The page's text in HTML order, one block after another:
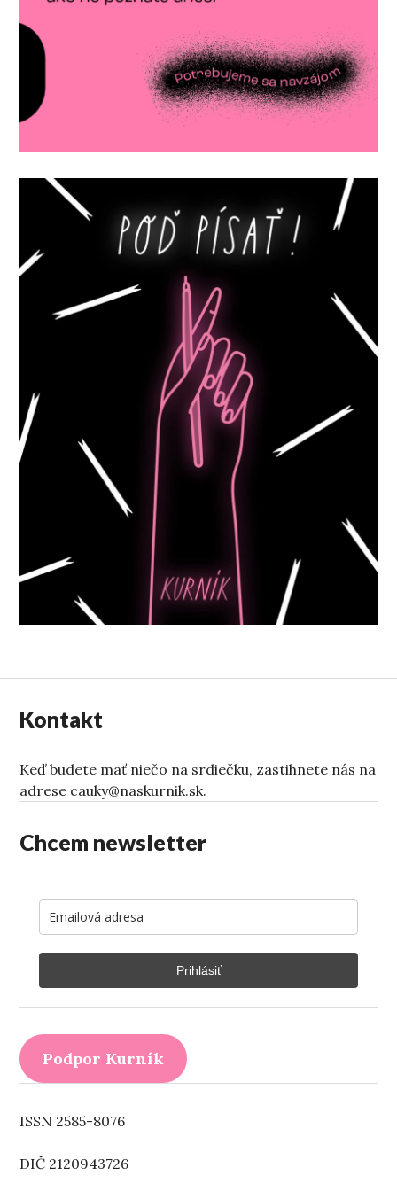
Kontakt
Keď budete mať niečo na srdiečku, zastihnete nás na
adrese cauky@naskurnik.sk.
Chcem newsletter
Prihlásiť
Podpor Kurník
ISSN 2585-8076
DIČ 2120943726